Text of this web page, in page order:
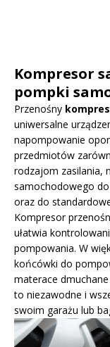
Kompresor
pompki
Przenośny
uniwersalne
napompowanie
przedmiotów
rodzajom zasilania,
samochodowego
oraz do
Kompresor
ułatwia
pompowania. W
końcówki do
materace
to niezawodne i
swoim garażu lub